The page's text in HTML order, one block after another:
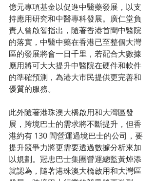
億元專項基金以促進中醫藥發展，以支
持應用研究和中醫專科發展。廣仁堂負
責人曾啟智指出，隨著香港首間中醫院
的落實，中醫中藥在香港已至整個大灣
區的發展將會一日千里，若配合大數據
應用將可大大提升中醫院在硬件和軟件
的準確預測，為港大市民提供更完善和
優質的服務。
此外隨著港珠澳大橋啟用和大灣區發
展，跨境巴士的需求將不斷提升，但香
港約有 130 間營運過境巴士的公司，要
提升競爭力將更需要透過數據分析來加
以規劃。冠忠巴士集團營運總監黃焯添
就認為，隨著港珠澳大橋啟用和大灣區